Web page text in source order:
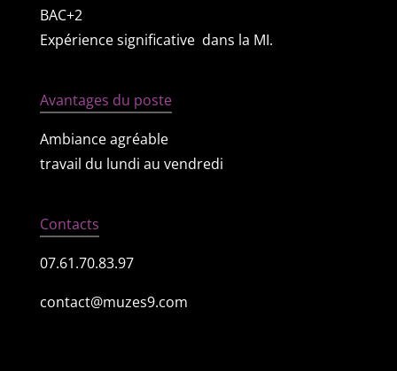
BAC+2
Expérience significative dans la MI.
Avantages du poste
Ambiance agréable
travail du lundi au vendredi
Contacts
07.61.70.83.97
contact@muzes9.com